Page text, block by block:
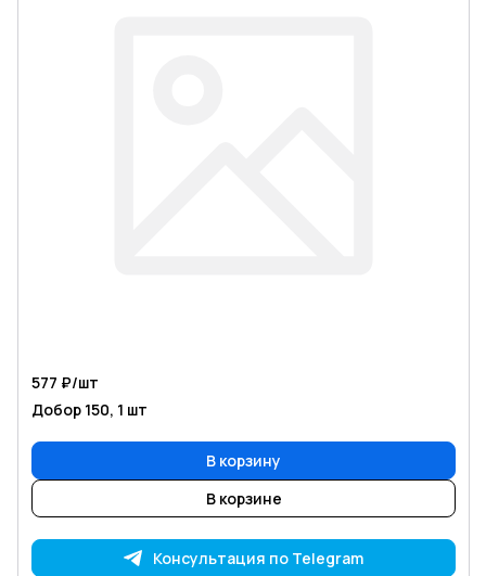
577 ₽/шт
Добор 150, 1 шт
В корзину
В корзине
Консультация по Telegram